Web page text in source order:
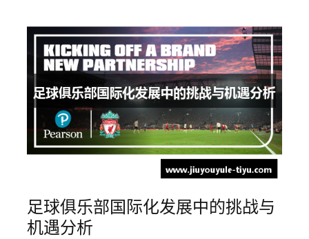
足球俱乐部国际化发展中的挑战与
机遇分析